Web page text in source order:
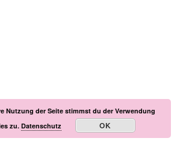
Nutzung der Seite stimmst du der Verwendung
zu.Datenschutz OK